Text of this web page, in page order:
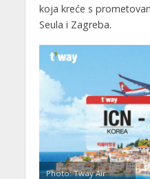
koja kreće s
Seula i Zagreba.
Photo: Tway Air